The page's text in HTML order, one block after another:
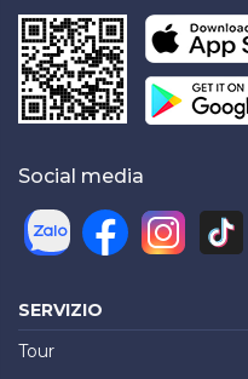
Social media
SERVIZIO
Tour